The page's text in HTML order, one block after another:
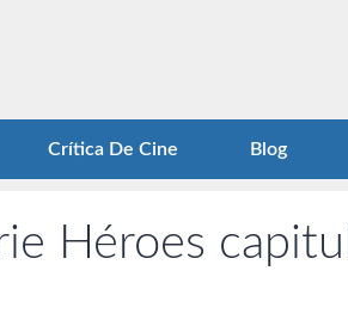
Crítica De Cine Blog
Héroes